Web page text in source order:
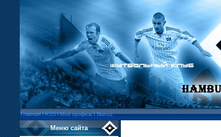
ГлавнаяlRSSl Мой профильl Выход
Меню сайта